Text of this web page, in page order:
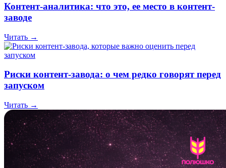
Контент-аналитика: что это, ее место в контент-
заводе
Читать →
Риски контент-завода: о чем редко говорят перед
запуском
Читать →